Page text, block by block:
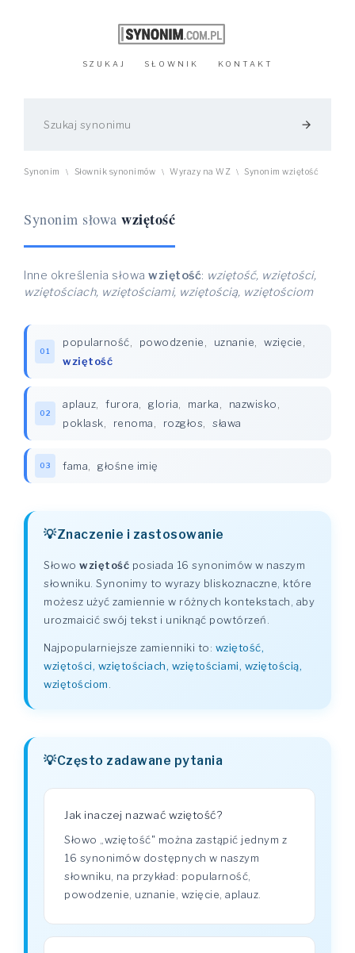
SZUKAJ SŁOWNIK KONTAKT
arrow_forward
Synonim \ Słownik synonimów \ Wyrazy na WZ \ Synonim wziętość
Synonim słowa wziętość
Inne określenia słowa wziętość: wziętość, wziętości,
wziętościach, wziętościami, wziętością, wziętościom
01
popularność powodzenie uznanie wzięcie
wziętość
02
aplauz furora gloria marka nazwisko
poklask
renoma rozgłos sława
03 fama głośne imię
Znaczenie i zastosowanie
Słowo wziętość posiada 16 synonimów w naszym
słowniku. Synonimy to wyrazy bliskoznaczne, które
możesz użyć zamiennie w różnych kontekstach, aby
urozmaicić swój tekst i uniknąć powtórzeń.
Najpopularniejsze zamienniki to: wziętość,
wziętości, wziętościach, wziętościami, wziętością,
wziętościom
Często zadawane pytania
Jak inaczej nazwać wziętość?
Słowo „wziętość" można zastąpić jednym z
16 synonimów dostępnych w naszym
słowniku, na przykład: popularność,
powodzenie, uznanie, wzięcie, aplauz.